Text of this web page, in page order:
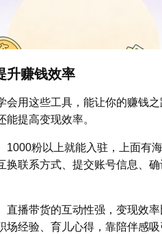
升赚钱效率
会用这些工具，能让你的赚钱
提高变现效率。
1000粉以上就能入驻，上面有
换联系方式、提交账号信息、
直播带货的互动性强，变现效
场经验、育儿心得，靠陪伴感